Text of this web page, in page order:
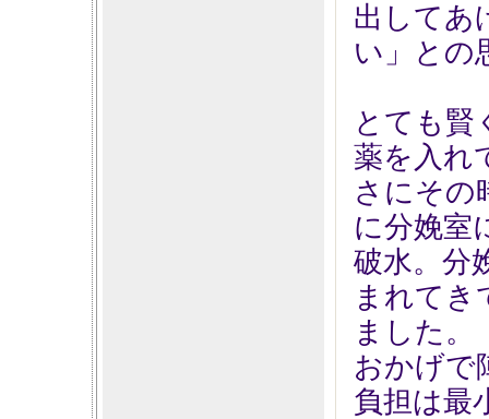
出してあ
い」との
とても賢
薬を入れ
さにその
に分娩室
破水。分
まれてき
ました。
おかげで
負担は最